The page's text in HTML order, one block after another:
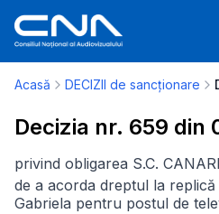
Acasă DECIZII de sancționare
Decizia nr. 659 din
privind obligarea S.C.
de a acorda dreptul la replică
Gabriela pentru postul de